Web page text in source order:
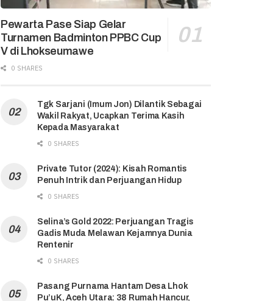
Pewarta Pase Siap Gelar
Turnamen Badminton PPBC Cup
V di Lhokseumawe
0 SHARES
Tgk Sarjani (Imum Jon) Dilantik Sebagai
Wakil Rakyat, Ucapkan Terima Kasih
Kepada Masyarakat
0 SHARES
Private Tutor (2024): Kisah Romantis
Penuh Intrik dan Perjuangan Hidup
0 SHARES
Selina’s Gold 2022: Perjuangan Tragis
Gadis Muda Melawan Kejamnya Dunia
Rentenir
0 SHARES
Pasang Purnama Hantam Desa Lhok
Pu’uK, Aceh Utara: 38 Rumah Hancur,